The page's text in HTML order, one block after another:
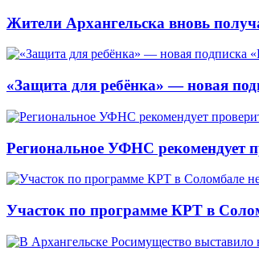
Жители Архангельска вновь
«Защита для ребёнка» — новая
Региональное УФНС рекомендует
Участок по программе КРТ в